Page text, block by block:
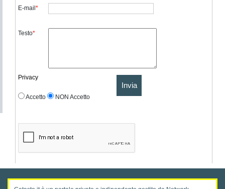
E-mail *
Testo*
Privacy
Accetto NON Accetto
Invia